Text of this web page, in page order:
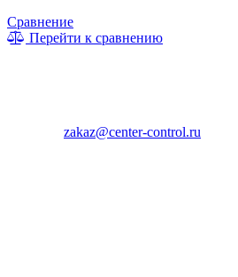
Сравнение
Перейти к сравнению
zakaz@center-control.ru